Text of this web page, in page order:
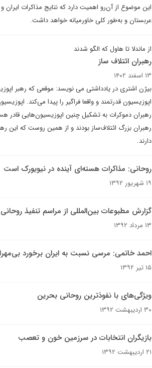
این موضوع از آن‌رو اهمیت دارد که نتایج مذاکرات ایران
عربستان و به‌طور کلی خاورمیانه خواهد داشت.
از ماندلا تا هاول که الگو شدند
رهبران ائتلاف ساز
۱۳ اسفند ۱۴۰۲
بیژن اشتری در یادداشتی می نویسد: موقعی که رهبر
اپوزیسیون قدرتمند و واقعا فراگیر را پیدا می‌کند.
رهبران دموکرات به تشکیل چنین اپوزیسیون‌هایی قادر
رهبران بزرگ ائتلاف‌ساز بودند و از همین روست که این
دارند.
روحانی: مذاکرات هسته‌ای آینده در نیویورک است
۱۹ شهریور ۱۳۹۲
گزارش مطبوعات بین‌المللی از مراسم تنفیذ روحانی
۱۳ مرداد ۱۳۹۲
احمد خاتمی: مرسی نسبت به ایران برخورد
۱۵ تیر ۱۳۹۲
ویژگی‌های با نفوذترین روحانی بحرین
۳۰ اردیبهشت ۱۳۹۲
بازیگران انتخابات در سرزمین خون و تعصب
۲۱ اردیبهشت ۱۳۹۲